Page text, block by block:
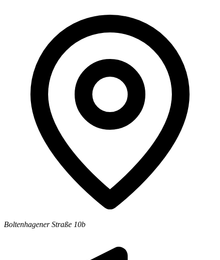
Boltenhagener Straße 10b